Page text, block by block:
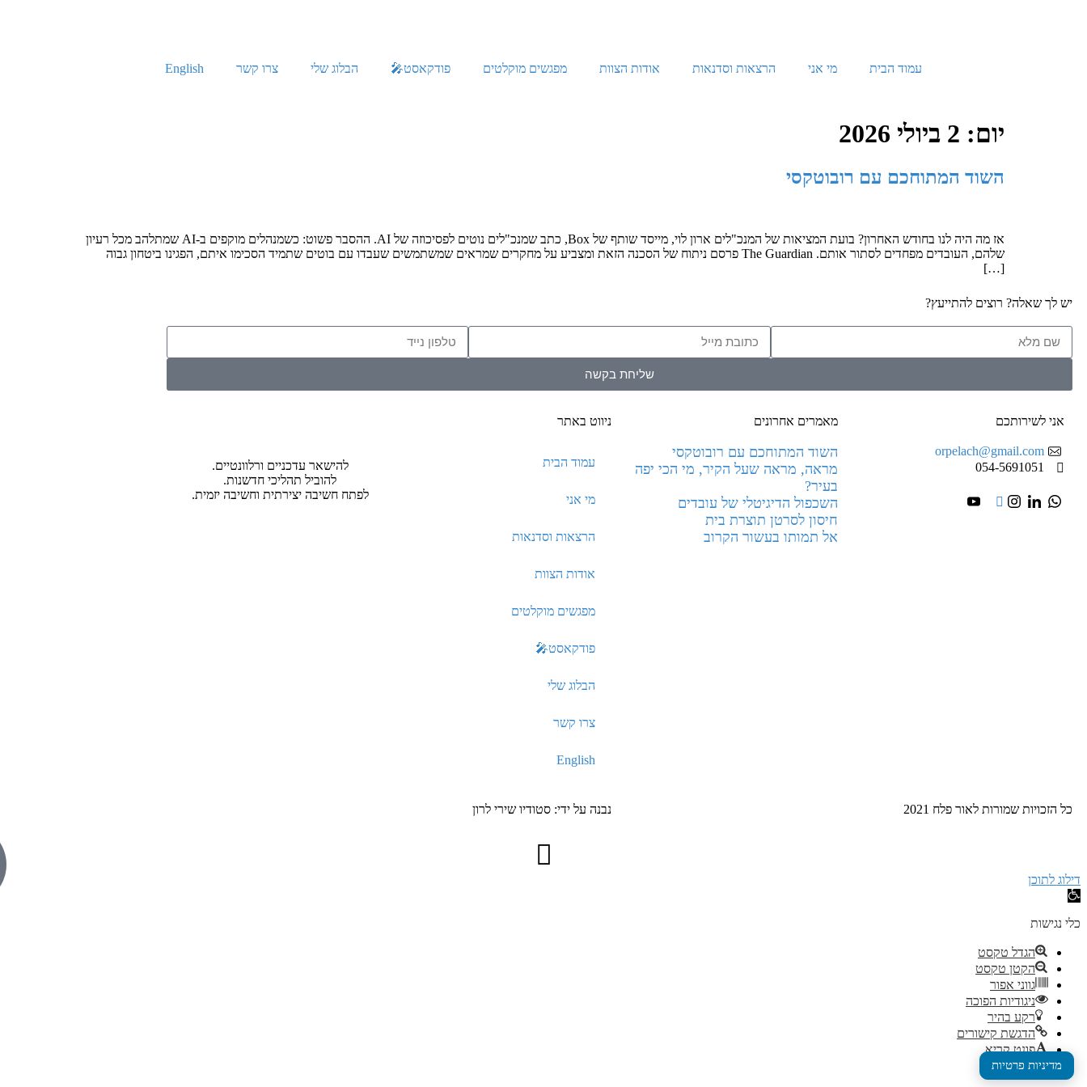
עמוד הבית מי אני הרצאות וסדנאות אודות הצוות מפגשים מוקלטים פודקאסט🎤 הבלוג שלי צרו קשר English
יום: 2 ביולי 2026
השוד המתוחכם עם רובוטקסי
אז מה היה לנו בחודש האחרון? בועת המציאות של המנכ"לים ארון לוי, מייסד שותף של Box, כתב שמנכ"לים נוטים לפסיכוזה של AI. ההסבר פשוט: כשמנהלים מוקפים ב-AI שמתלהב מכל רעיון
שלהם, העובדים מפחדים לסתור אותם. The Guardian פרסם ניתוח של הסכנה הזאת ומצביע על מחקרים שמראים שמשתמשים שעבדו עם בוטים שתמיד הסכימו איתם, הפגינו ביטחון גבוה
[…]
יש לך שאלה? רוצים להתייעץ?
שליחת בקשה
אני לשירותכם
orpelach@gmail.com
054-5691051
מאמרים אחרונים
השוד המתוחכם עם רובוטקסי
מראה, מראה שעל הקיר, מי הכי יפה
בעיר?
השכפול הדיגיטלי של עובדים
חיסון לסרטן תוצרת בית
אל תמותו בעשור הקרוב
ניווט באתר
עמוד הבית
מי אני
הרצאות וסדנאות
אודות הצוות
מפגשים מוקלטים
פודקאסט🎤
הבלוג שלי
צרו קשר
English
להישאר עדכניים ורלוונטיים.
להוביל תהליכי חדשנות.
לפתח חשיבה יצירתית וחשיבה יזמית.
כל הזכויות שמורות לאור פלח 2021 נבנה על ידי: סטודיו שירי לרון
מדיניות פרטיות
דילוג לתוכן
פתח
נגישות
כלי נגישות
הגדל טקסט
הקטן טקסט
גווני אפור
ניגודיות הפוכה
רקע בהיר
הדגשת קישורים
פונט קריא
איפוס